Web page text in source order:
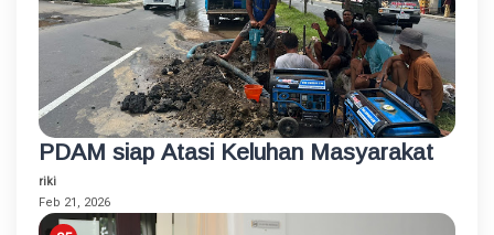
PDAM siap Atasi Keluhan Masyarakat
riki
Feb 21, 2026